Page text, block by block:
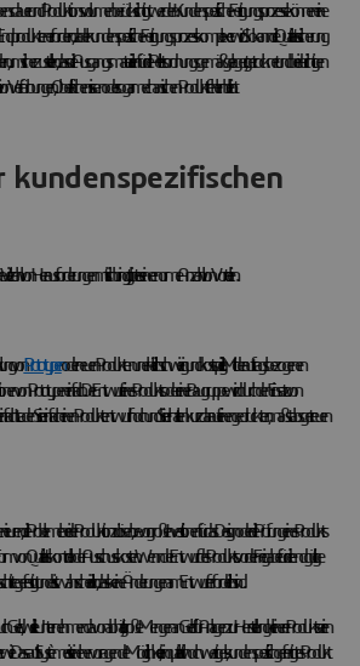
und Produktionsvolumen berücksichtigt werden. Kundenspezifische Fertigungsprozesse können eine
erfordern, da der kundenspezifische Fertigungsprozess komplexer wird. So kann die Qualitätssicherung
sicherzustellen, dass die Ausgangsmaterialien für die Pellets ordnungsgemäß gelagert, getrocknet und bei der richtigen
Verfärbungen, Oberflächenrissen oder sogar mechanischen Produktfehlern bleibt.
kundenspezifischen
von Herausforderungen mit sich bringt, gibt es eine enorme Anzahl von Vorteilen.
vonPrototypenoder neuen Produkten unerklärlich schwierig und kostspielig. Mit der auftragsbezogenen
von Prototypen einfach. Der Entwurf eines Produkts oder einer Baugruppe wird durch den Einsatz von
Sie einfach einen Produktentwurf hoch und Sie erhalten kurz darauf einen gedruckten, maßstabsgetreuen
die Probleme bei der Produktion zu lösen, bevor große Investitionen für das Design oder die Prüfung eines Produkts
von Qualitätskontroll- oder Ausschusskosten. Wenn der Entwurf des Produkts vor der Freigabe für die endgültige
gefestigt und es ist wahrscheinlich, dass keine Änderungen am Entwurf erforderlich sind.
Geld, weil sie Unternehmen davon abhält, große Mengen an Geld für Anlagen zur Herstellung kleinerer Produktserien
Dassault Systèmes ist eine hervorragende Möglichkeit, ein qualitativ hochwertiges, kundenspezifisch gefertigtes Produkt